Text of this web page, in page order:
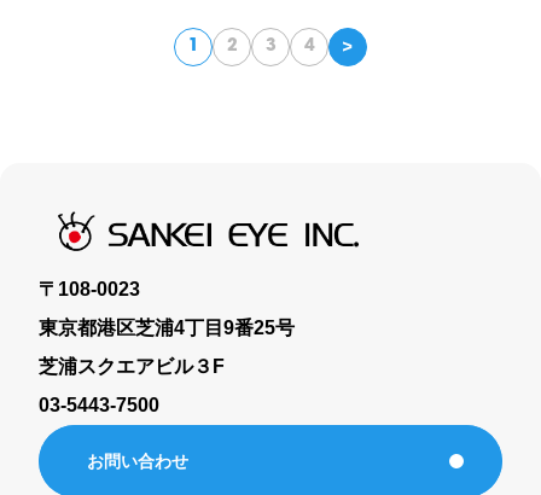
1 2 3 4 <
〒108-0023
東京都港区芝浦4丁目9番25号
芝浦スクエアビル３F
03-5443-7500
お問い合わせ